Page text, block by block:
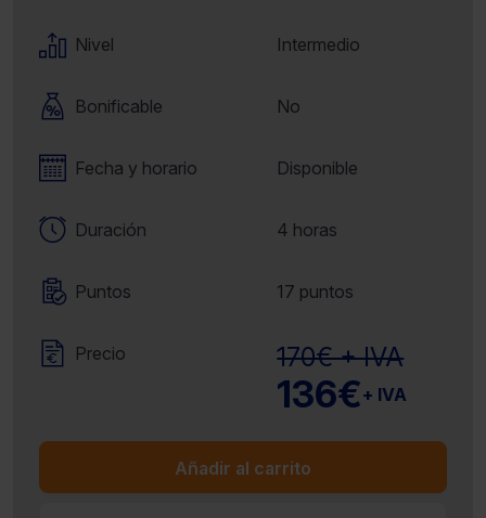
Nivel Intermedio
Bonificable No
Fecha y horario Disponible
Duración 4 horas
Puntos 17 puntos
Precio 170€ + IVA
136€+ IVA
Añadir al carrito